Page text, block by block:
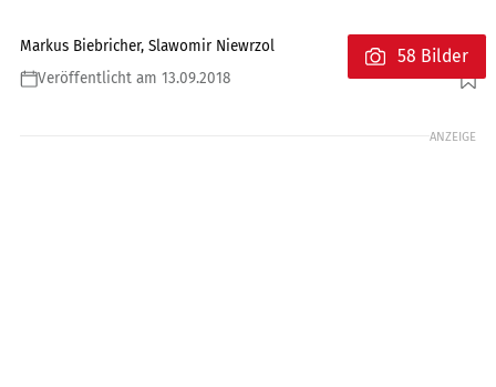
Markus Biebricher, Slawomir Niewrzol
Veröffentlicht am 13.09.2018
Foto: Markus Biebricher
58 Bilder
ANZEIGE